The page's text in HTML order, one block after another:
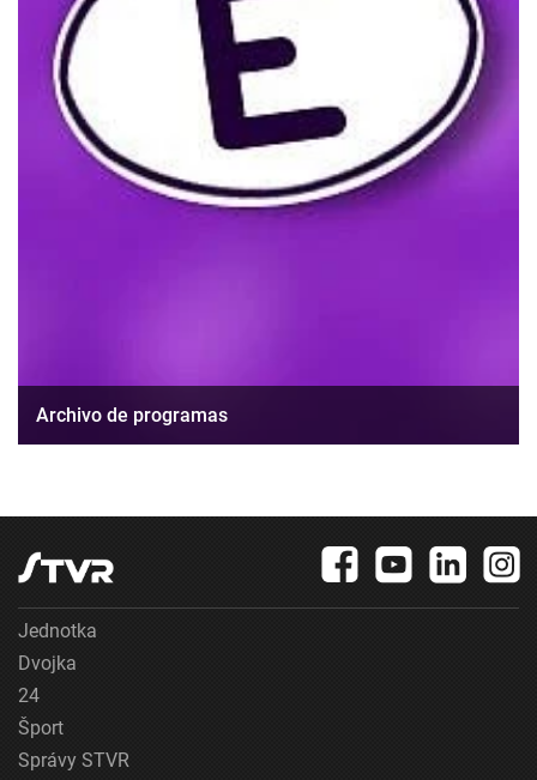
Archivo de programas
Jednotka
Dvojka
24
Šport
Správy STVR